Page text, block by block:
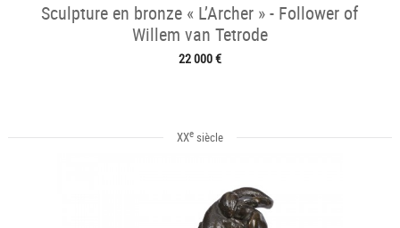
Sculpture en bronze « L’Archer » - Follower of
Willem van Tetrode
22 000 €
XXesiècle